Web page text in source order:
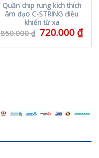
Quần chip rung kích thích
âm đạo C-STRING điều
khiển từ xa
850.000₫ 720.000 ₫